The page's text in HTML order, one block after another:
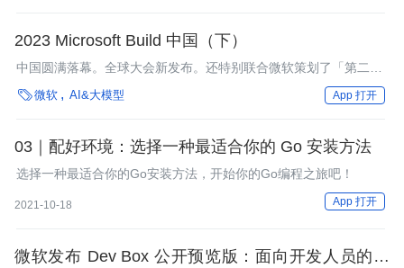
2023 Microsoft Build 中国（下）
中国圆满落幕。全球大会新发布。还特别联合微软策划了「第二直
播间」。极客传媒主编赵钰莹与微软公司副总裁、微软大中华区首
席运营官康容和微软生态伙伴事业部首席技术官徐明强博士，共同
微软 AI&大模型 App 打开
03｜配好环境：选择一种最适合你的 Go 安装方法
选择一种最适合你的Go安装方法，开始你的Go编程之旅吧！
2021-10-18 App 打开
微软发布 Dev Box 公开预览版：面向开发人员的云